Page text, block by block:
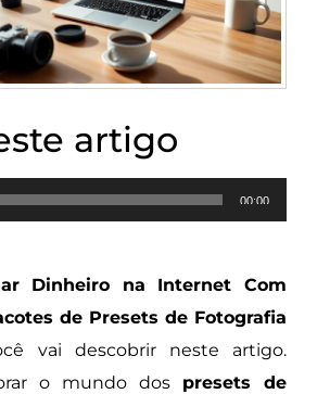
artigo
00:00
Dinheiro na Internet Com
de Presets de Fotografia
vai descobrir neste artigo.
o mundo dos presets de